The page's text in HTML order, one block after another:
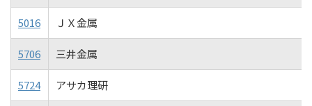
5016 ＪＸ金属
5706 三井金属
5724 アサカ理研